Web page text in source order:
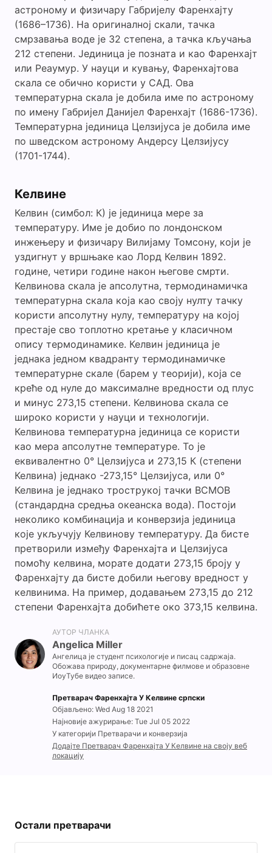
астроному и физичару Габријелу Фаренхајту
(1686–1736). На оригиналној скали, тачка
смрзавања воде је 32 степена, а тачка кључања
212 степени. Јединица је позната и као Фаренхајт
или Реаумур. У науци и кувању, Фаренхајтова
скала се обично користи у САД. Ова
температурна скала је добила име по астроному
по имену Габријел Данијел Фаренхајт (1686-1736).
Температурна јединица Целзијуса је добила име
по шведском астроному Андерсу Целзијусу
(1701-1744).
Келвине
Келвин (симбол: К) је јединица мере за
температуру. Име је добио по лондонском
инжењеру и физичару Вилијаму Томсону, који је
уздигнут у вршњаке као Лорд Келвин 1892.
године, четири године након његове смрти.
Келвинова скала је апсолутна, термодинамичка
температурна скала која као своју нулту тачку
користи апсолутну нулу, температуру на којој
престаје сво топлотно кретање у класичном
опису термодинамике. Келвин јединица је
једнака једном квадранту термодинамичке
температурне скале (барем у теорији), која се
креће од нуле до максималне вредности од плус
и минус 273,15 степени. Келвинова скала се
широко користи у науци и технологији.
Келвинова температурна јединица се користи
као мера апсолутне температуре. То је
еквивалентно 0° Целзијуса и 273,15 К (степени
Келвина) једнако -273,15° Целзијуса, или 0°
Келвина је једнако трострукој тачки ВСМОВ
(стандардна средња океанска вода). Постоји
неколико комбинација и конверзија јединица
које укључују Келвинову температуру. Да бисте
претворили између Фаренхајта и Целзијуса
помоћу келвина, морате додати 273,15 броју у
Фаренхајту да бисте добили његову вредност у
келвинима. На пример, додавањем 273,15 до 212
степени Фаренхајта добићете око 373,15 келвина.
АУТОР ЧЛАНКА
Angelica Miller
Ангелица је студент психологије и писац садржаја.
Обожава природу, документарне филмове и образовне
ИоуТубе видео записе.
Претварач Фаренхајта У Келвине српски
Објављено: Wed Aug 18 2021
Најновије ажурирање: Tue Jul 05 2022
У категорији Претварачи и конверзија
Додајте Претварач Фаренхајта У Келвине на своју веб
локацију
Остали претварачи